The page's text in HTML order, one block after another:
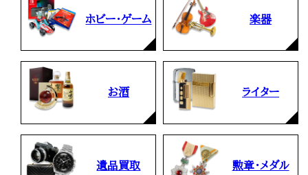
ホビー・ゲーム 楽器
お酒 ライター
遺品買取 勲章・メダル